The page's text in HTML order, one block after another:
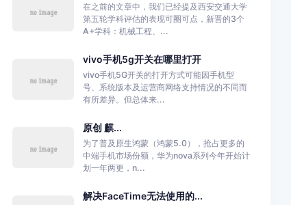
在之前的文章中，我们已经提及西安交通大学
第五轮学科评估的表现可圈可点，新晋的3个
A+学科：机械工程、...
vivo手机5g开关在哪里打开
vivo手机5G开关的打开方式可能因手机型
号、系统版本及运营商网络支持情况的不同而
有所差异。但总体来...
原创 麒...
为了普及原生鸿蒙（鸿蒙5.0），抢占更多的
中端手机市场份额，华为nova系列今年开始计
划一年两更，n...
解决FaceTime无法使用的...